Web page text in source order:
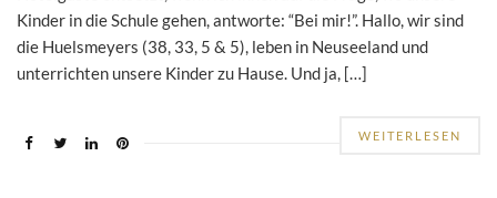
Kinder in die Schule gehen, antworte: “Bei mir!”. Hallo, wir sind
die Huelsmeyers (38, 33, 5 & 5), leben in Neuseeland und
unterrichten unsere Kinder zu Hause. Und ja, […]
WEITERLESEN